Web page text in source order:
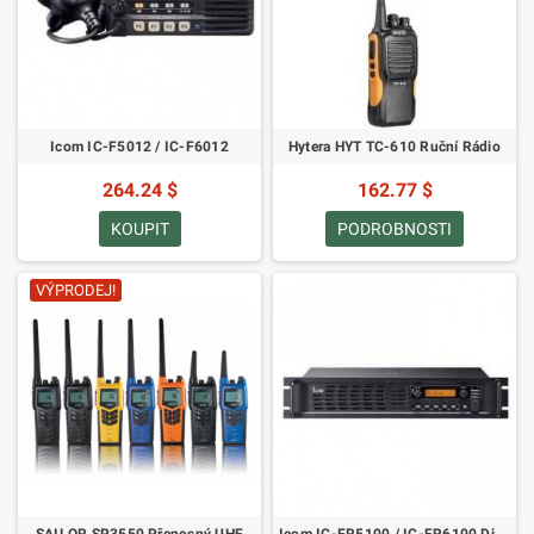
Icom IC-F5012 / IC-F6012
264.24 $
KOUPIT
Hytera HYT TC-610 Ruční Rádio
162.77 $
PODROBNOSTI
VÝPRODEJ!